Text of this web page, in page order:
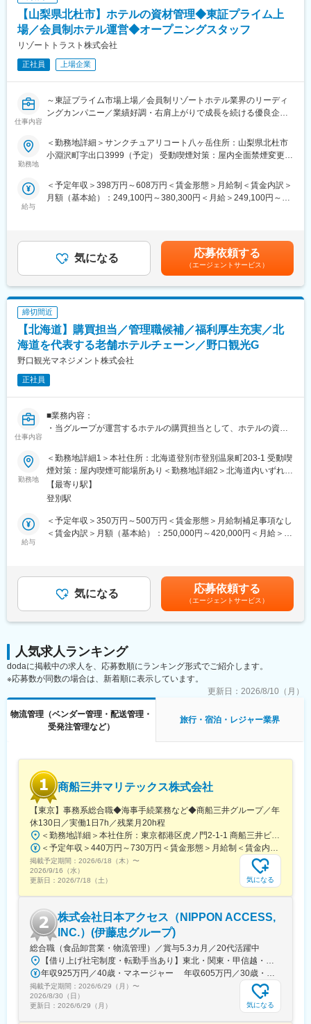
■充実のサポート体制
安全教育センターでの研修もあり、運行管理者資格、第一種衛生
管理者、危険物取扱者などの専門資格を会社の制度で取得できま
す。
そのほか自己啓発制度など、未経験の方でも安心して働ける環境
を整えています
変更の範囲：会社の定める業務
■業務詳細：
・各種商品などの在庫管理、物流手配、発注
・貿易事務対応
・機能性食品の原材料購買（海外メーカーとの交渉・調整）
※物流、サプライチェーン、調達など幅広い知識を身につけること
■組織構成：
クリエイティブ＆ロジスティクス部：15名（男性7名・女性8名）
す。
長期就業を叶えられる就業環境です！
ことで社会課題の解決を目指している、社会貢献性の高いビジネ
スです。当社の運営するフィットネスチェーン”カーブス”の会員数
は約80万人、店舗数は2000店を超え、大手飲食チェーン店よりも
店舗数が拡大しています。そのビジネスモデルと地域貢献性から
今後の事業拡大も明確です。
■社風：
高い成長意欲と「事業を作る」という意識を持った社員が揃って
おり、年齢・入社年次に関わらず常に当事者意識を持ちながら
日々の業務に取り組むことができる、非常にフラットな就業環境
です。日々の業務を通して社会的意義のあるヘルスケア事業に貢
献できる実感を持てたり、東証プライム上場企業という安定性が
変更の範囲：会社の定める業務
【山梨県北杜市】ホテルの資材管理◆東証プライム上
場／会員制ホテル運営◆オープニングスタッフ
リゾートトラスト株式会社
正社員 上場企業
仕事内容
～東証プライム市場上場／会員制リゾートホテル業界のリーディ
ングカンパニー／業績好調・右肩上がりで成長を続ける優良企業
■業務概要：
2027年3月開業予定「サンクチュアリコート八ヶ岳」でのホテル
活かしていただき、さらに上級職などへのキャリアアップも可能
です。
■業務詳細：
客室アメニティ、リネン、レストラン食材など、様々な物品の在
庫管理、発注、補充、保管、そして廃棄まで、ホテルの運営に必
要なあらゆる資材を効率的に管理する業務です。
・在庫管理：倉庫内の資材の整理整頓、在庫量の把握
・仕入れ：仕入れ先との交渉、注文、検品、請求書の確認
・倉庫管理：倉庫の整理、清掃、安全管理など
・データ管理：資材の在庫状況、仕入れ状況などを記録、管理
・コスト管理：資材の仕入れコスト、保管コストなどを把握し、
削減策を提案
・購買：物事を「買う」ことに関連する業務
■やりがい：
様々なコーナーとコミュニケーションをとり、必要な物を調達し
ホテルを円滑に運営することに寄与するため、他コーナーからも
す。
■当社について：
当社はプライム市場上場、会員制リゾートホテル業界のリーディ
ない企業のひとつであり、業績好調を背景として、海外新規事業
やM＆Aなど業務拡大を続けています。今後も主要事業を活かし
変更の範囲：会社の定める業務
勤務地
＜勤務地詳細＞サンクチュアリコート八ヶ岳住所：山梨県北杜市
小淵沢町字出口3999（予定） 受動喫煙対策：屋内全面禁煙変更の
給与
＜予定年収＞398万円～608万円＜賃金形態＞月給制＜賃金内訳＞
月額（基本給）：249,100円～380,300円＜月給＞249,100円～
年収398万円～480万円【マネージャー】月給325,100～380300
円／年収520万円～608万円※上記年収は月給＋賞与の金額です賃
金はあくまでも目安の金額であり、選考を通じて上下する可能性
があります。月給(月額)は固定手当を含めた表記です。
気になる 応募依頼する
（エージェントサービス）
締切間近
【北海道】購買担当／管理職候補／福利厚生充実／北
海道を代表する老舗ホテルチェーン／野口観光G
野口観光マネジメント株式会社
正社員
仕事内容
■業務内容：
・当グループが運営するホテルの購買担当として、ホテルの資
■業務詳細：
(1)食材や備品の発注・納品チェック、情報の入力業務。
(2)在庫管理業務。
(3)原価管理、経費管理。
(4)ホテル業務のサポート。
(5)その他付随業務※各ホテルへの指示出し、社用車を使用した業
務が一部ございます。
■勤務地について：
リゾートマネジメント株式会社：箱根、湯河原
※できるだけ、ご本人の希望を配慮し、配属事業所や転勤を決定し
ます。
ル学院」を設立。自社でのホテル人材を育成に力を入れています
(3)企業主導型保育所（洞爺、北湯沢、定山渓）を開設し、女性が
子育てをしながら働ける環境作りに取り組んでいます(4)女性社員
による品質管理会議や管理職との気軽な意見交換ができる各種懇
卒・中途採用者の分け隔てなく、活躍し評価される社員を上に引
き上げる社風（新卒入社11年で支配人になった事例も有）(7)各種
手当・福利厚生充実(8)アフターコロナを見据え、更なる成長を計
変更の範囲：会社の定める業務
勤務地
＜勤務地詳細1＞本社住所：北海道登別市登別温泉町203-1 受動喫
煙対策：屋内喫煙可能場所あり＜勤務地詳細2＞北海道内いずれか
のホテルへの配属となります。住所：北海道内いずれかのホテル
への配属となります。 受動喫煙対策：屋内喫煙可能場所あり変更
【最寄り駅】
登別駅
給与
＜予定年収＞350万円～500万円＜賃金形態＞月給制補足事項なし
＜賃金内訳＞月額（基本給）：250,000円～420,000円＜月給＞
あくまでも目安の金額であり、選考を通じて上下する可能性があ
ります。月給(月額)は固定手当を含めた表記です。
気になる 応募依頼する
（エージェントサービス）
人気求人ランキング
dodaに掲載中の求人を、応募数順にランキング形式でご紹介します。
※応募数が同数の場合は、新着順に表示しています。
更新日： 2026/8/10（月）
物流管理（ベンダー管理・配送管理・
受発注管理など）
旅行・宿泊・レジャー業界
商船三井マリテックス株式会社
【東京】事務系総合職◆海事手続業務など◆商船三井グループ／年
休130日／実働1日7h／残業月20h程
掲載予定期間： 2026/6/18（木） 〜
2026/9/16（水）
更新日： 2026/7/18（土） 気になる
株式会社日本アクセス（NIPPON ACCESS,
INC.）(伊藤忠グループ)
総合職（食品卸営業・物流管理）／賞与5.3カ月／20代活躍中
掲載予定期間： 2026/6/29（月） 〜
2026/8/30（日）
更新日： 2026/6/29（月） 気になる